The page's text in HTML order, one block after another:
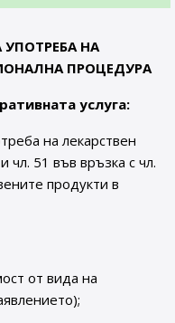
НА
ПРОЦЕДУРА
услуга:
на лекарствен
чл. 51 във връзка с чл.
продукти в
от вида на